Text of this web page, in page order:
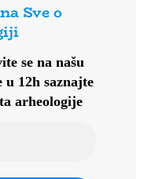
Sve o
se na našu
u 12h saznajte
arheologije